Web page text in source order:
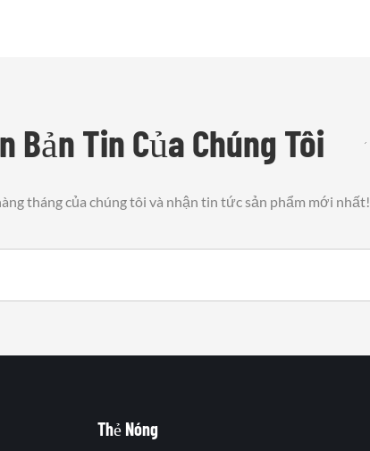
Bản Tin Của Chúng Tôi
tháng của chúng tôi và nhận tin tức sản phẩm mới nhất!
Thẻ Nóng